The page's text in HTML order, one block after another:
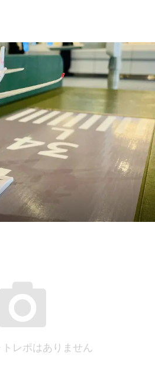
レポはありません